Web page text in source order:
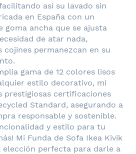
así su lavado sin
en España con un
goma ancha que se ajusta
de atar nada,
cojines permanezcan en su
gama de 12 colores lisos
estilo decorativo, mi
prestigiosas certificaciones
Standard, asegurando a
responsable y sostenible.
y estilo para tu
Mi Funda de Sofa Ikea Kivik
elección perfecta para darle a